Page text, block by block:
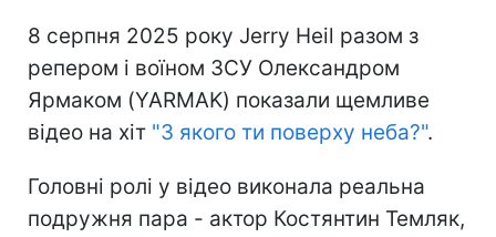
8 серпня 2025 року Jerry Heil разом з
репером і воїном ЗСУ Олександром
Ярмаком (YARMAK) показали щемливе
відео на хіт "З якого ти поверху неба?".
Головні ролі у відео виконала реальна
подружня пара - актор Костянтин Темляк,